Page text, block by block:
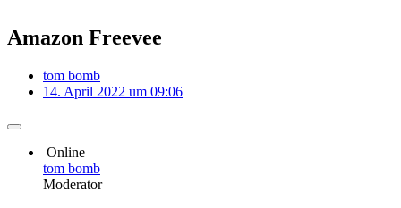
Amazon Freevee
tom bomb
14. April 2022 um 09:06
Online
tom bomb
Moderator